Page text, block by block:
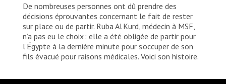
De nombreuses personnes ont dû prendre des
décisions éprouvantes concernant le fait de rester
sur place ou de partir. Ruba Al Kurd, médecin à MSF,
n’a pas eu le choix : elle a été obligée de partir pour
l’Égypte à la dernière minute pour s’occuper de son
fils évacué pour raisons médicales. Voici son histoire.